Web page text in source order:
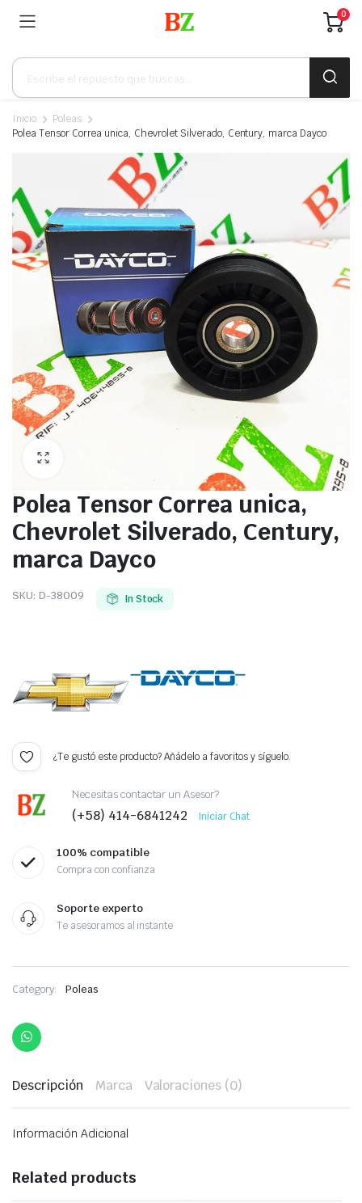
0
Búsqueda
productos
Inicio
Poleas
Polea Tensor Correa unica, Chevrolet Silverado, Century, marca Dayco
Polea Tensor Correa unica,
Chevrolet Silverado, Century,
marca Dayco
SKU: D-38009 In Stock
¿Te gustó este producto? Añádelo a favoritos y síguelo.
Necesitas contactar un Asesor?
(+58) 414-6841242 Iniciar Chat
100% compatible
Compra con confianza
Soporte experto
Te asesoramos al instante
Category: Poleas
Descripción Marca Valoraciones (0)
Información Adicional
Related products